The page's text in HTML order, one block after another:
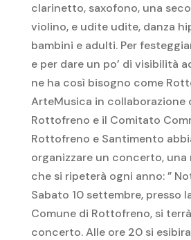
clarinetto, saxofono, una
violino, e udite udite, danza
bambini e adulti. Per
e per dare un po’ di visibilità
ne ha così bisogno come
ArteMusica in collaborazione
Rottofreno e il Comitato
Rottofreno e Santimento
organizzare un concerto,
che si ripeterà ogni anno: ”
Sabato 10 settembre, presso
Comune di Rottofreno, si
concerto. Alle ore 20 si